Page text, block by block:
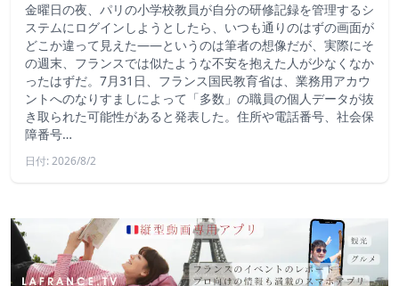
金曜日の夜、パリの小学校教員が自分の研修記録を管理するシ
ステムにログインしようとしたら、いつも通りのはずの画面が
どこか違って見えた——というのは筆者の想像だが、実際にそ
の週末、フランスでは似たような不安を抱えた人が少なくなか
ったはずだ。7月31日、フランス国民教育省は、業務用アカウ
ントへのなりすましによって「多数」の職員の個人データが抜
き取られた可能性があると発表した。住所や電話番号、社会保
障番号…
日付: 2026/8/2